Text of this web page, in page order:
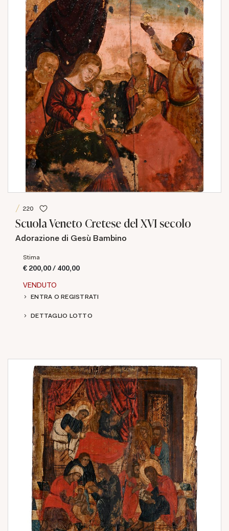
220
Scuola Veneto Cretese del XVI secolo
Adorazione di Gesù Bambino
Stima
€ 200,00 / 400,00
VENDUTO
ENTRA O REGISTRATI
DETTAGLIO LOTTO